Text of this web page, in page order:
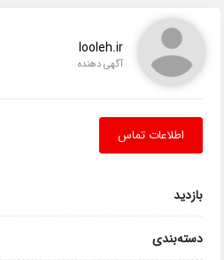
looleh.ir
آگهی دهنده
اطلاعات تماس
بازدید
دسته‌بندی